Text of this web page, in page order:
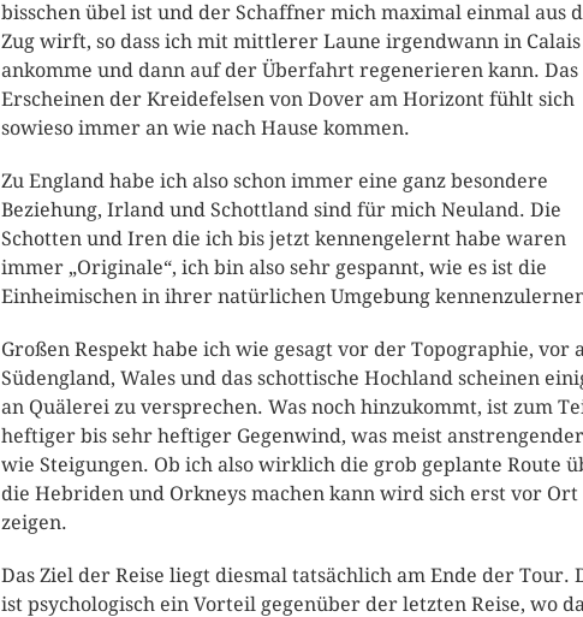
bisschen übel ist und der Schaffner mich maximal einmal aus
Zug wirft, so dass ich mit mittlerer Laune irgendwann in Calais
ankomme und dann auf der Überfahrt regenerieren kann. Das
Erscheinen der Kreidefelsen von Dover am Horizont fühlt sich
sowieso immer an wie nach Hause kommen.
Zu England habe ich also schon immer eine ganz besondere
Beziehung, Irland und Schottland sind für mich Neuland. Die
Schotten und Iren die ich bis jetzt kennengelernt habe waren
immer „Originale“, ich bin also sehr gespannt, wie es ist die
Einheimischen in ihrer natürlichen Umgebung
Großen Respekt habe ich wie gesagt vor der Topographie, vor
Südengland, Wales und das schottische Hochland scheinen
an Quälerei zu versprechen. Was noch hinzukommt, ist zum
heftiger bis sehr heftiger Gegenwind, was meist
wie Steigungen. Ob ich also wirklich die grob geplante Route
die Hebriden und Orkneys machen kann wird sich erst vor Ort
zeigen.
Das Ziel der Reise liegt diesmal tatsächlich am Ende der Tour.
ist psychologisch ein Vorteil gegenüber der letzten Reise, wo